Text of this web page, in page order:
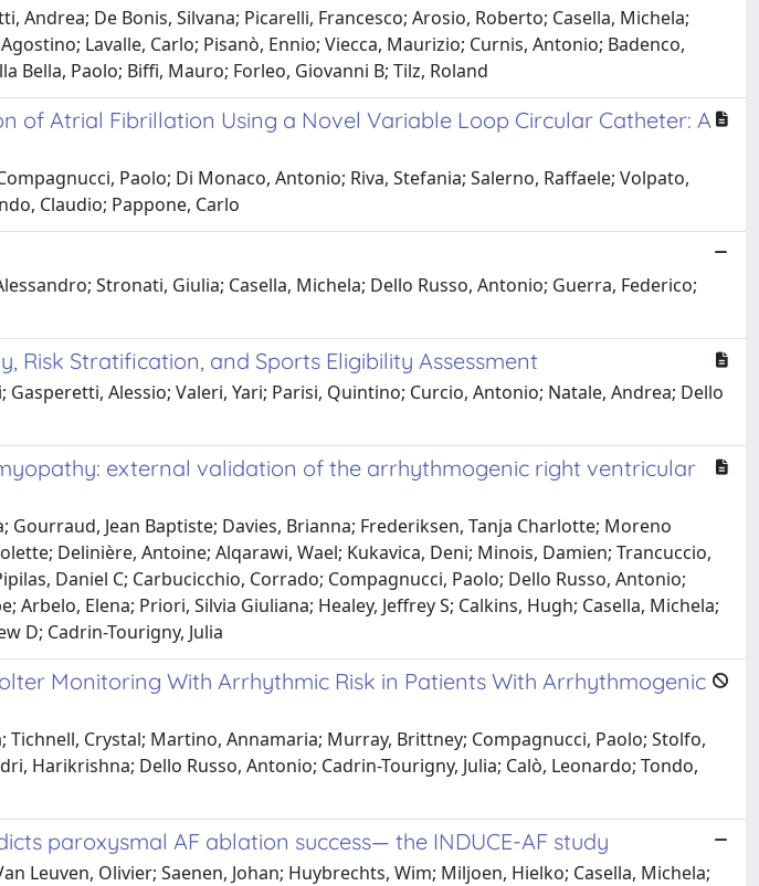
De Bonis, Silvana; Picarelli, Francesco; Arosio, Roberto; Casella, Michela;
Lavalle, Carlo; Pisanò, Ennio; Viecca, Maurizio; Curnis, Antonio; Badenco,
Bella, Paolo; Biffi, Mauro; Forleo, Giovanni B; Tilz, Roland
of Atrial Fibrillation Using a Novel Variable Loop Circular Catheter: A
Paolo; Di Monaco, Antonio; Riva, Stefania; Salerno, Raffaele; Volpato,
Claudio; Pappone, Carlo
Stronati, Giulia; Casella, Michela; Dello Russo, Antonio; Guerra, Federico;
Stratification, and Sports Eligibility Assessment
Alessio; Valeri, Yari; Parisi, Quintino; Curcio, Antonio; Natale, Andrea; Dello
external validation of the arrhythmogenic right ventricular
Jean Baptiste; Davies, Brianna; Frederiksen, Tanja Charlotte; Moreno
Delinière, Antoine; Alqarawi, Wael; Kukavica, Deni; Minois, Damien; Trancuccio,
Daniel C; Carbucicchio, Corrado; Compagnucci, Paolo; Dello Russo, Antonio;
Elena; Priori, Silvia Giuliana; Healey, Jeffrey S; Calkins, Hugh; Casella, Michela;
D; Cadrin-Tourigny, Julia
Monitoring With Arrhythmic Risk in Patients With Arrhythmogenic
Crystal; Martino, Annamaria; Murray, Brittney; Compagnucci, Paolo; Stolfo,
Harikrishna; Dello Russo, Antonio; Cadrin-Tourigny, Julia; Calò, Leonardo; Tondo,
paroxysmal AF ablation success— the INDUCE-AF study
Leuven, Olivier; Saenen, Johan; Huybrechts, Wim; Miljoen, Hielko; Casella, Michela;